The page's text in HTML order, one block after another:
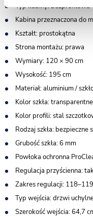
Typ kabiny: bezprofilowa
Kabina przeznaczona do
Kształt: prostokątna
Strona montażu: prawa
Wymiary: 120 × 90 cm
Wysokość: 195 cm
Materiał: aluminium /
Kolor szkła: transparentne
Kolor profili: stal
Rodzaj szkła: bezpieczne
Grubość szkła: 6 mm
Powłoka ochronna
Regulacja przyścienna:
Zakres regulacji:
Typ wejścia: drzwi
Szerokość wejścia: 64,7